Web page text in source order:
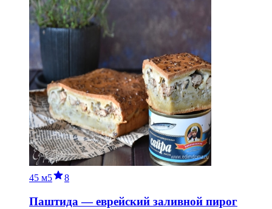
45 м5 8
Паштида — еврейский заливной пирог